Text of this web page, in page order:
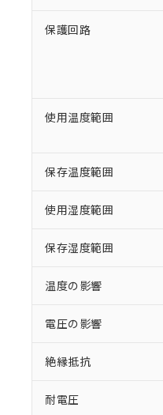
保護回路
使用温度範囲
保存温度範囲
使用湿度範囲
保存湿度範囲
温度の影響
電圧の影響
絶縁抵抗
耐電圧